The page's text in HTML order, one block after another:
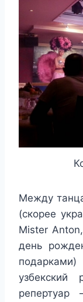
Между
(скорее
Mister
день
репертуар